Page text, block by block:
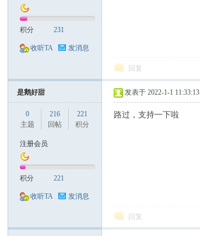
积分 231
收听TA 发消息
回复
是鹅好甜
0
主题
216
回帖
221
积分
注册会员
积分 221
收听TA 发消息
发表于 2022-1-1 11:33:13
路过，支持一下啦
回复